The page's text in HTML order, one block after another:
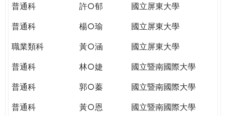
普通科
許○郁
國立屏東大學
普通科
楊○瑜
國立屏東大學
職業類科
黃○涵
國立屏東大學
普通科
林○婕
國立暨南國際大學
普通科
郭○蓁
國立暨南國際大學
普通科
黃○恩
國立暨南國際大學